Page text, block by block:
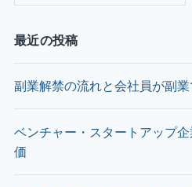
最近の投稿
副業解禁の流れと会社員が副
ベンチャー・スタートアップ
価